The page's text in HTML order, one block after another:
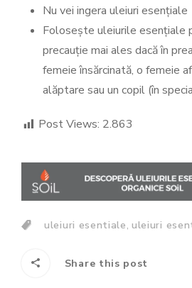
Nu vei ingera uleiuri esențiale
Folosește uleiurile esențiale
precauție mai ales dacă în
femeie însărcinată, o femeie
alăptare sau un copil (în
Post Views: 2.863
uleiuri esentiale, uleiuri
Share this post